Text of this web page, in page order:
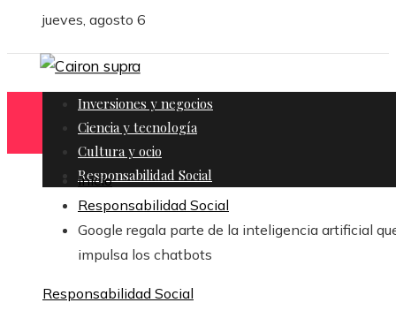
jueves, agosto 6
Inversiones y negocios
Ciencia y tecnología
Cultura y ocio
Responsabilidad Social
Inicio
Responsabilidad Social
Google regala parte de la inteligencia artificial
impulsa los chatbots
Responsabilidad Social